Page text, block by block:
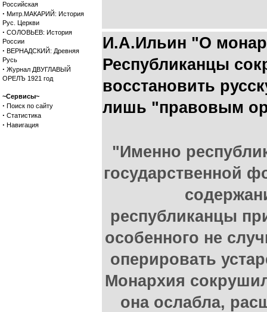
Российская
· Митр.МАКАРИЙ: История
Рус. Церкви
· СОЛОВЬЕВ: История
России
· ВЕРНАДСКИЙ: Древняя
Русь
· Журнал ДВУГЛАВЫЙ
ОРЕЛЪ 1921 год
~Сервисы~
· Поиск по сайту
· Статистика
· Навигация
И.А.Ильин "О
Республиканцы
восстановить
лишь "правовым
"Именно
государственной
республиканцы
особенного не
оперировать
Монархия
она ослабла,